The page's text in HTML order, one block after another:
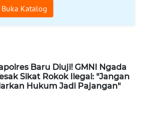
Buka Katalog
Baru Diuji! GMNI Ngada
Sikat Rokok Ilegal: "Jangan
Hukum Jadi Pajangan"